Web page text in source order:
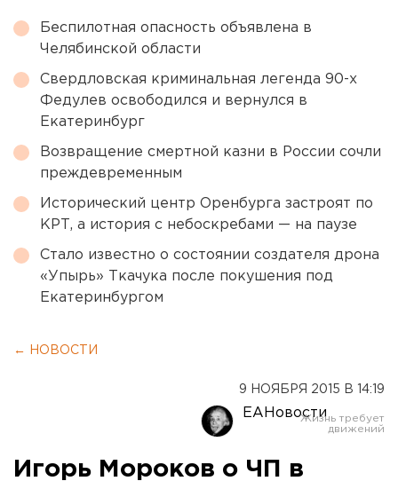
Беспилотная опасность объявлена в
Челябинской области
Свердловская криминальная легенда 90-х
Федулев освободился и вернулся в
Екатеринбург
Возвращение смертной казни в России сочли
преждевременным
Исторический центр Оренбурга застроят по
КРТ, а история с небоскребами — на паузе
Стало известно о состоянии создателя дрона
«Упырь» Ткачука после покушения под
Екатеринбургом
← НОВОСТИ
9 НОЯБРЯ 2015 В 14:19
ЕАНовости
Игорь Мороков о ЧП в